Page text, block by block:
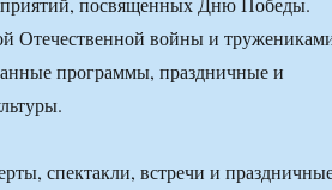
Отечественной войны и
программы, праздничные и
спектакли, встречи и